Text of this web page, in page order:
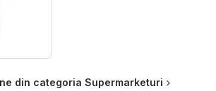
din categoria Supermarketuri